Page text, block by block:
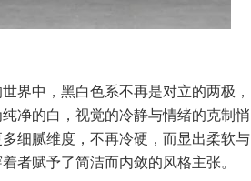
界中，黑白色系不再是对立的两极，
净的白，视觉的冷静与情绪的克制悄
细腻维度，不再冷硬，而显出柔软与
者赋予了简洁而内敛的风格主张。